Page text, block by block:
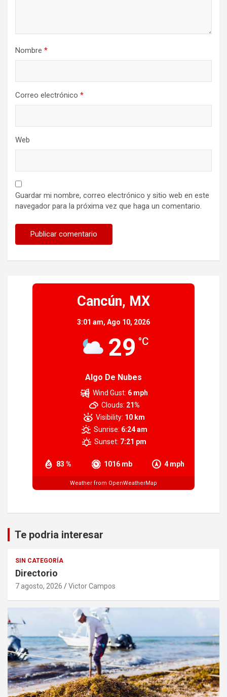
Nombre *
Correo electrónico *
Web
Guardar mi nombre, correo electrónico y sitio web en este
navegador para la próxima vez que haga un comentario.
Cancún, MX
3:01 am, Ago 10, 2026
29 °C
Algo De Nubes
83 % 1016 mb 4 mph
Wind Gust: 6 mph
Clouds: 21%
Visibility: 10 km
Sunrise: 6:24 am
Sunset: 7:21 pm
Weather from OpenWeatherMap
Te podria interesar
SIN CATEGORÍA
Directorio
7 agosto, 2026 Victor Campos